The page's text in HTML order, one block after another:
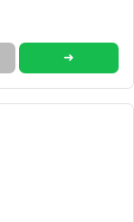
➜